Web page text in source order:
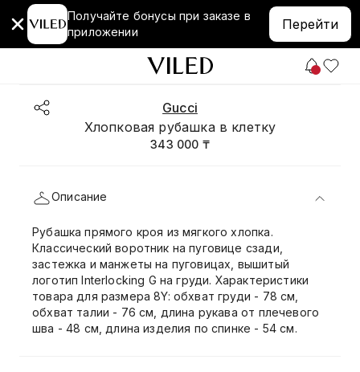
Получайте бонусы при заказе в
приложении
Перейти
Gucci
Хлопковая рубашка в клетку
343 000 ₸
Описание
Рубашка прямого кроя из мягкого хлопка.
Классический воротник на пуговице сзади,
застежка и манжеты на пуговицах, вышитый
логотип Interlocking G на груди. Характеристики
товара для размера 8Y: обхват груди - 78 см,
обхват талии - 76 см, длина рукава от плечевого
шва - 48 см, длина изделия по спинке - 54 см.